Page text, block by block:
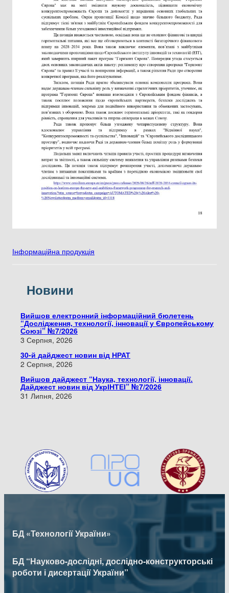
Інформаційна продукція
Новини
Вийшов електронний інформаційний бюлетень
“Дослідження, технології, інновації у Європейському
Союзі” №7/2026
3 Серпня, 2026
30-й дайджест новин від НРАТ
2 Серпня, 2026
Вийшов дайджест “Наука, технології, інновації.
Дайджест новин від УкрІНТЕІ” №7/2026
31 Липня, 2026
БД «Технології України»
БД “Науково-дослідні, дослідно-конструкторські
роботи і дисертації України”